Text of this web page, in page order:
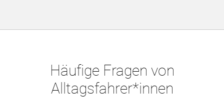
Häufige Fragen von
Alltagsfahrer*innen